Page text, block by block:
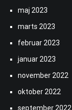
maj 2023
marts 2023
februar 2023
januar 2023
november 2022
oktober 2022
september 2022